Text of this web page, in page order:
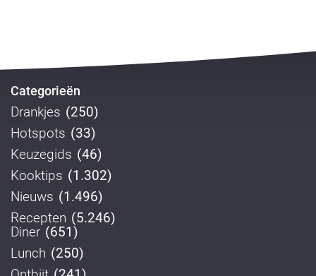
Categorieën
Drankjes (250)
Hotspots (33)
Keuzegids (46)
Kooktips (1.302)
Nieuws (1.496)
Recepten (5.246)
Diner (651)
Lunch (250)